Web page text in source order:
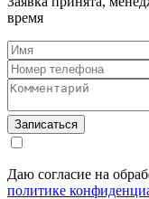
время
Записаться
Даю согласие на
политике